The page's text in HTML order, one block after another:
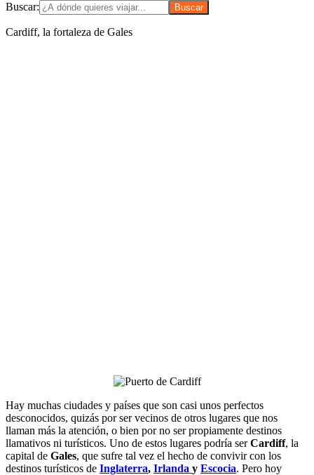
Buscar:
Cardiff, la fortaleza de Gales
Hay muchas ciudades y países que son casi unos perfectos
desconocidos, quizás por ser vecinos de otros lugares que nos
llaman más la atención, o bien por no ser propiamente destinos
llamativos ni turísticos. Uno de estos lugares podría serCardiff, la
capital de Gales, que sufre tal vez el hecho de convivir con los
destinos turísticos de Inglaterra, Irlanda y Escocia. Pero hoy